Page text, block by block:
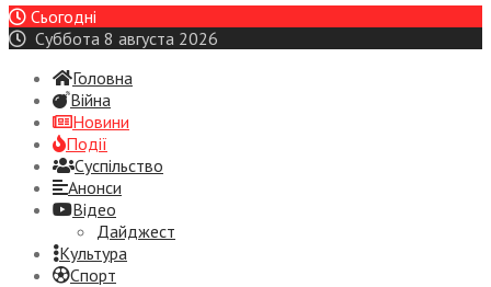
Сьогодні
Суббота 8 августа 2026
Головна
Війна
Новини
Події
Суспiльство
Анонси
Відео
Дайджест
Культура
Спорт